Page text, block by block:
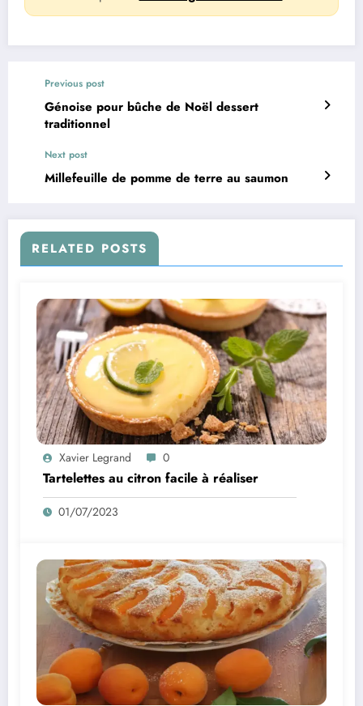
Previous post
Génoise pour bûche de Noël dessert
traditionnel
Next post
Millefeuille de pomme de terre au saumon
RELATED POSTS
Xavier Legrand 0
Tartelettes au citron facile à réaliser
01/07/2023